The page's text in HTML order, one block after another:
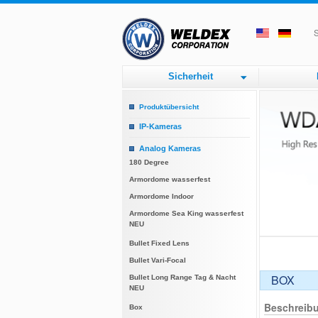
Sicherheit
Produktübersicht
IP-Kameras
Analog Kameras
180 Degree
Armordome wasserfest
Armordome Indoor
Armordome Sea King wasserfest
NEU
Bullet Fixed Lens
Bullet Vari-Focal
Bullet Long Range Tag & Nacht
NEU
Box
BOX